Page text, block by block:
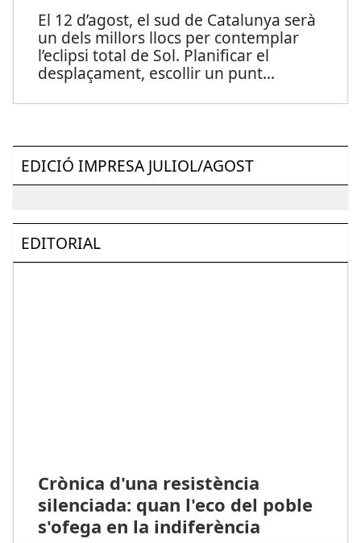
El 12 d’agost, el sud de Catalunya serà
un dels millors llocs per contemplar
l’eclipsi total de Sol. Planificar el
desplaçament, escollir un punt...
EDICIÓ IMPRESA JULIOL/AGOST
EDITORIAL
Crònica d'una resistència
silenciada: quan l'eco del poble
s'ofega en la indiferència